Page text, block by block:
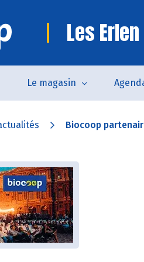
Les Erlen
Le magasin
Biocoop